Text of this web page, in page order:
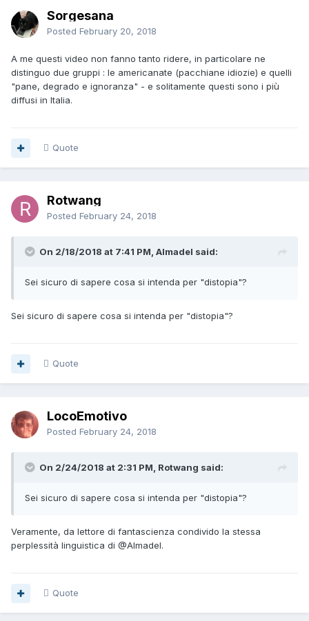
Sorgesana
Posted February 20, 2018
A me questi video non fanno tanto ridere, in particolare ne
distinguo due gruppi : le americanate (pacchiane idiozie) e quelli
"pane, degrado e ignoranza" - e solitamente questi sono i più
diffusi in Italia.
Quote
Rotwang
Posted February 24, 2018
On 2/18/2018 at 7:41 PM, Almadel said:
Sei sicuro di sapere cosa si intenda per "distopia"?
Sei sicuro di sapere cosa si intenda per "distopia"?
Quote
LocoEmotivo
Posted February 24, 2018
On 2/24/2018 at 2:31 PM, Rotwang said:
Sei sicuro di sapere cosa si intenda per "distopia"?
Veramente, da lettore di fantascienza condivido la stessa
perplessità linguistica di @Almadel.
Quote